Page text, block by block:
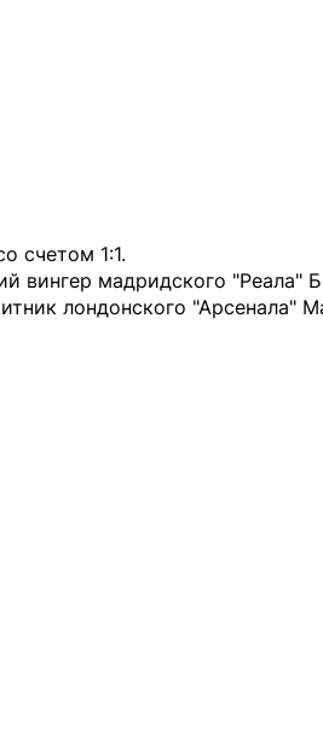
счетом 1:1.
вингер мадридского "Реала"
лондонского "Арсенала"